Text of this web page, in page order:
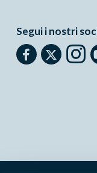
Segui i nostri